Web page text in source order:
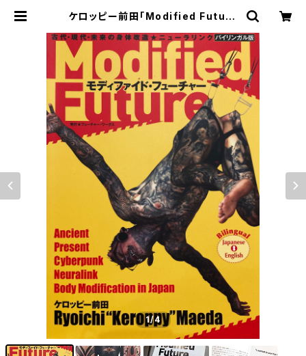
ケロッピー前田「Modified Future
本 | gallery HAKUSEN online s
hop | ギャラリー白線
1/4